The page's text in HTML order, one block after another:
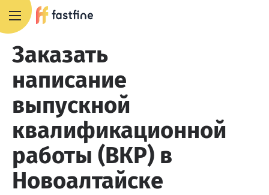
Заказать
написание
выпускной
квалификационной
работы (ВКР) в
Новоалтайске